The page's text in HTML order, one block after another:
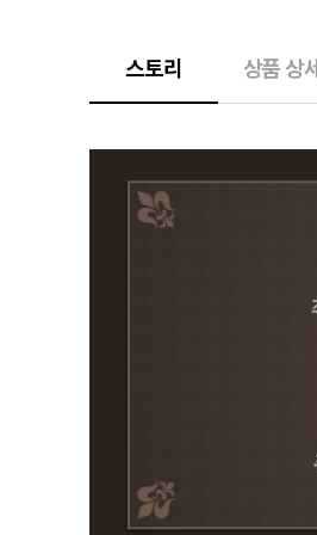
스토리 상품 상세